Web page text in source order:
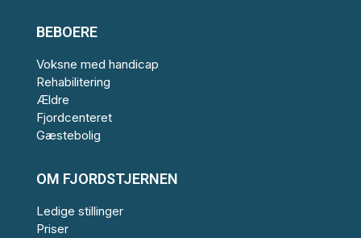
BEBOERE
Voksne med handicap
Rehabilitering
Ældre
Fjordcenteret
Gæstebolig
OM FJORDSTJERNEN
Ledige stillinger
Priser